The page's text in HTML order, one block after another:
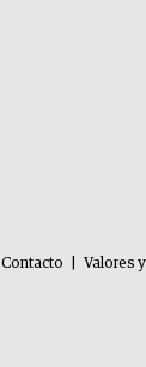
Contacto Valores